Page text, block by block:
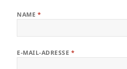
NAME *
E-MAIL-ADRESSE *